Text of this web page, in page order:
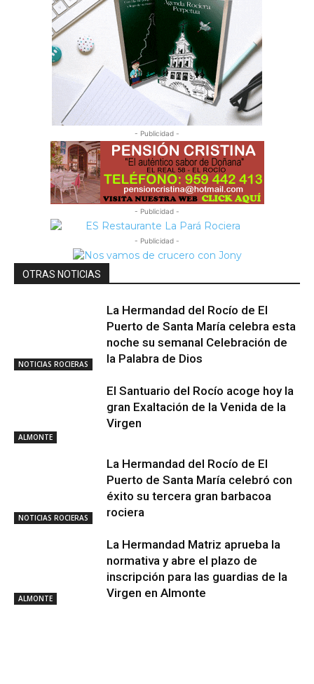
- Publicidad -
- Publicidad -
- Publicidad -
OTRAS NOTICIAS
NOTICIAS ROCIERAS
La Hermandad del Rocío de El
Puerto de Santa María celebra esta
noche su semanal Celebración de
la Palabra de Dios
ALMONTE
El Santuario del Rocío acoge hoy la
gran Exaltación de la Venida de la
Virgen
NOTICIAS ROCIERAS
La Hermandad del Rocío de El
Puerto de Santa María celebró con
éxito su tercera gran barbacoa
rociera
ALMONTE
La Hermandad Matriz aprueba la
normativa y abre el plazo de
inscripción para las guardias de la
Virgen en Almonte